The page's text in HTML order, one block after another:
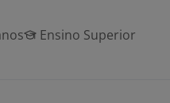
Ensino Superior